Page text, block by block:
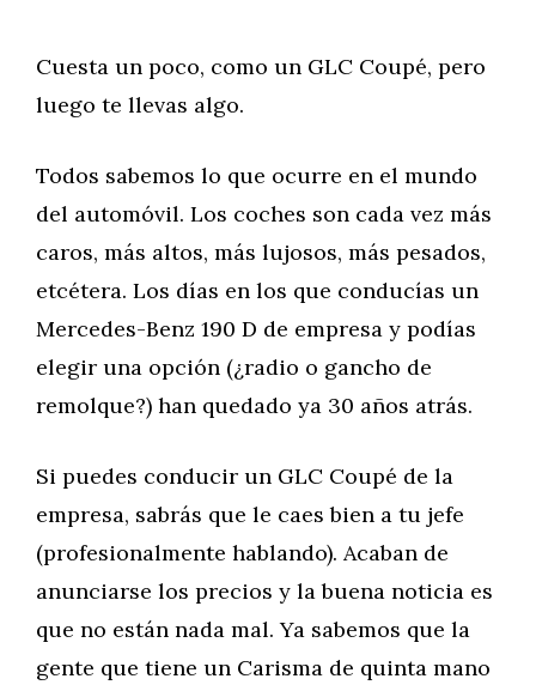
Cuesta un poco, como un GLC Coupé, pero
luego te llevas algo.
Todos sabemos lo que ocurre en el mundo
del automóvil. Los coches son cada vez más
caros, más altos, más lujosos, más pesados,
etcétera. Los días en los que conducías un
Mercedes-Benz 190 D de empresa y podías
elegir una opción (¿radio o gancho de
remolque?) han quedado ya 30 años atrás.
Si puedes conducir un GLC Coupé de la
empresa, sabrás que le caes bien a tu jefe
(profesionalmente hablando). Acaban de
anunciarse los precios y la buena noticia es
que no están nada mal. Ya sabemos que la
gente que tiene un Carisma de quinta mano